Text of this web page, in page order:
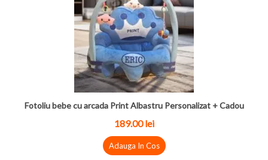
Fotoliu bebe cu arcada Print Albastru Personalizat + Cadou
189.00 lei
Adauga In Cos